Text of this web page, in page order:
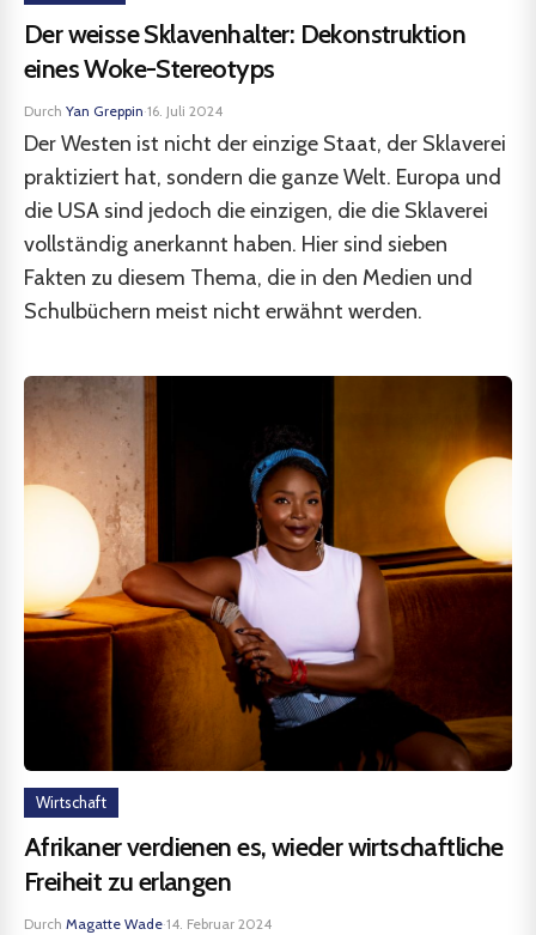
Der weisse Sklavenhalter: Dekonstruktion
eines Woke-Stereotyps
Durch Yan Greppin·16. Juli 2024
Der Westen ist nicht der einzige Staat, der Sklaverei
praktiziert hat, sondern die ganze Welt. Europa und
die USA sind jedoch die einzigen, die die Sklaverei
vollständig anerkannt haben. Hier sind sieben
Fakten zu diesem Thema, die in den Medien und
Schulbüchern meist nicht erwähnt werden.
Wirtschaft
Afrikaner verdienen es, wieder wirtschaftliche
Freiheit zu erlangen
Durch Magatte Wade·14. Februar 2024